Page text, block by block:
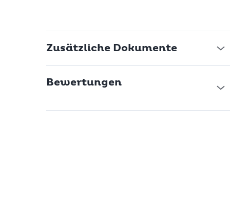
Zusätzliche Dokumente
Bewertungen